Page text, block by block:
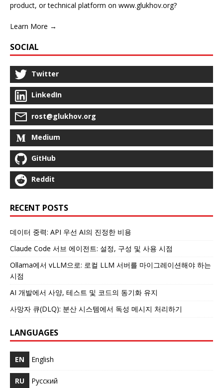
product, or technical platform on www.glukhov.org?
Learn More →
SOCIAL
Twitter
LinkedIn
rost@glukhov.org
Medium
GitHub
Reddit
RECENT POSTS
데이터 중력: API 우선 AI의 진정한 비용
Claude Code 서브 에이전트: 설정, 구성 및 사용 시점
Ollama에서 vLLM으로: 로컬 LLM 서버를 마이그레이션해야 하는
시점
AI 개발에서 사양, 테스트 및 코드의 동기화 유지
사망자 큐(DLQ): 분산 시스템에서 독성 메시지 처리하기
LANGUAGES
EN English
RU Русский